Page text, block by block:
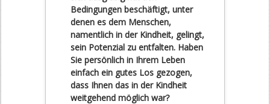
Bedingungen beschäftigt, unter
denen es dem Menschen,
namentlich in der Kindheit, gelingt,
sein Potenzial zu entfalten. Haben
Sie persönlich in Ihrem Leben
einfach ein gutes Los gezogen,
dass Ihnen das in der Kindheit
weitgehend möglich war?